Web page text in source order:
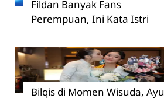
Fildan Banyak Fans
Perempuan, Ini Kata Istri
Bilqis di Momen Wisuda, Ayu